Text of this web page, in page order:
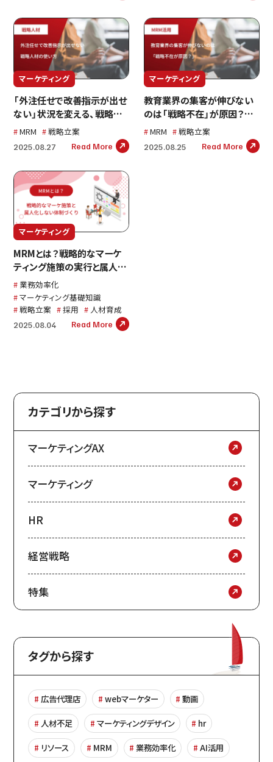
マーケティング
「外注任せで改善指示が出せ
ない」状況を変える、戦略人
材の使い方
MRM 戦略立案
2025.08.27 Read More
マーケティング
教育業界の集客が伸びない
のは「戦略不在」が原因？リ
ソース不足を超えるマーケテ
MRM 戦略立案
2025.08.25 Read More
マーケティング
MRMとは？戦略的なマーケ
ティング施策の実行と属人化
しない体制づくり
業務効率化
マーケティング基礎知識
戦略立案
採用 人材育成
2025.08.04 Read More
カテゴリから探す
マーケティングAX
マーケティング
HR
経営戦略
特集
タグから探す
広告代理店 webマーケター 動画
人材不足 マーケティングデザイン hr
リソース MRM 業務効率化 AI活用